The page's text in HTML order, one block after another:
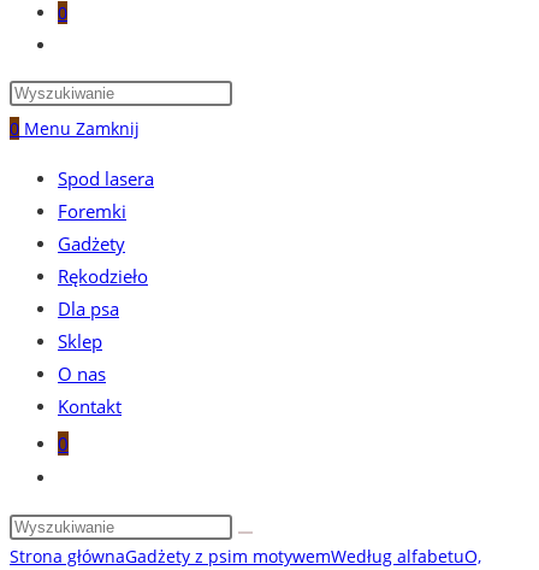
0
search
0 Menu Zamknij
Spod lasera
Foremki
Gadżety
Rękodzieło
Dla psa
Sklep
O nas
Kontakt
0
website
search
Strona głównaGadżety z psim motywemWedług alfabetuO,